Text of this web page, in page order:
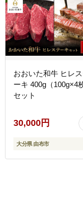
おおいた和牛 ヒレ
ーキ 400g（100g×4
セット
30,000円
大分県 由布市